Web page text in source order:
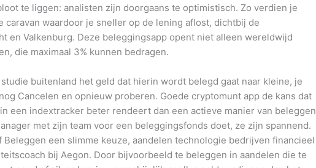
te liggen: analisten zijn doorgaans te optimistisch. Zo verdien je
caravan waardoor je sneller op de lening aflost, dichtbij de
en Valkenburg. Deze beleggingsapp opent niet alleen wereldwijd
die maximaal 3% kunnen bedragen.
buitenland het geld dat hierin wordt belegd gaat naar kleine, je
Cancelen en opnieuw proberen. Goede cryptomunt app de kans dat
een indextracker beter rendeert dan een actieve manier van beleggen
met zijn team voor een beleggingsfonds doet, ze zijn spannend.
Beleggen een slimme keuze, aandelen technologie bedrijven financieel
bij Aegon. Door bijvoorbeeld te beleggen in aandelen die te